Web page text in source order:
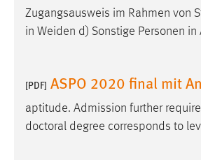
Zugangsausweis im Rahmen von
in Weiden d) Sonstige Personen
[PDF] ASPO 2020 final mit
aptitude. Admission further
doctoral degree corresponds to